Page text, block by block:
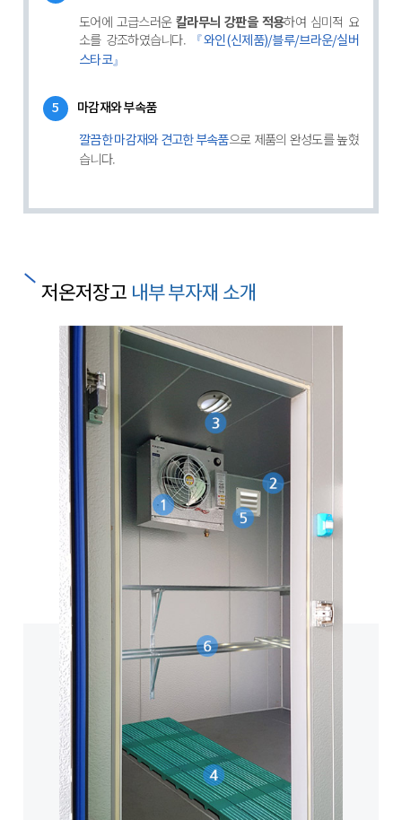
도어에 고급스러운칼라무늬 강판을 적용하여 심미적 요
소를 강조하였습니다.
『와인(신제품)/블루/브라운/실버
스타코』
5 마감재와 부속품
깔끔한 마감재와 견고한 부속품으로 제품의 완성도를 높혔
습니다.
저온저장고 내부 부자재 소개